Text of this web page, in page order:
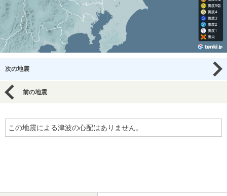
次の地震
前の地震
この地震による津波の心配はありません。